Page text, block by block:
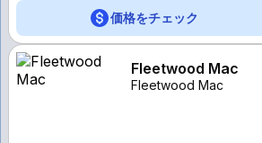
価格をチェック
Fleetwood Mac
Fleetwood Mac